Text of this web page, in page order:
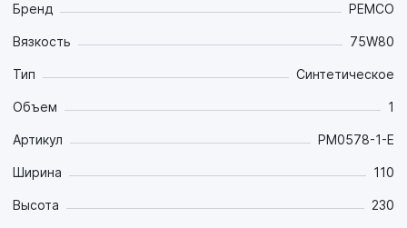
поколения имеет превосходные антифрикционные
экономию топлива и плавность переключения передач;
- Благодаря своему уникальному составу оно
противоабразивные свойства, которые значительно
оборудования во всех, даже самых экстремальных,
окружающей среды. Масляная пленка обладает
повышенной устойчивостью к повышенному давлению;
Бренд PEMCO
Вязкость 75W80
Тип Синтетическое
Объем 1
Артикул PM0578-1-E
Ширина 110
Высота 230